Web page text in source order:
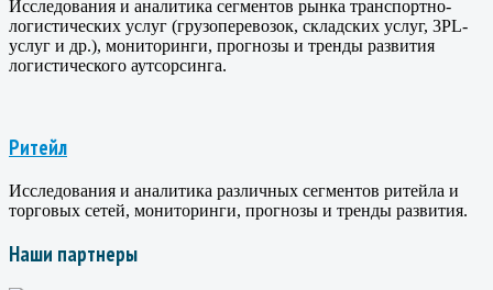
Исследования и аналитика сегментов рынка транспортно-
логистических услуг (грузоперевозок, складских услуг, 3PL-
услуг и др.), мониторинги, прогнозы и тренды развития
логистического аутсорсинга.
Ритейл
Исследования и аналитика различных сегментов ритейла и
торговых сетей, мониторинги, прогнозы и тренды развития.
Наши партнеры